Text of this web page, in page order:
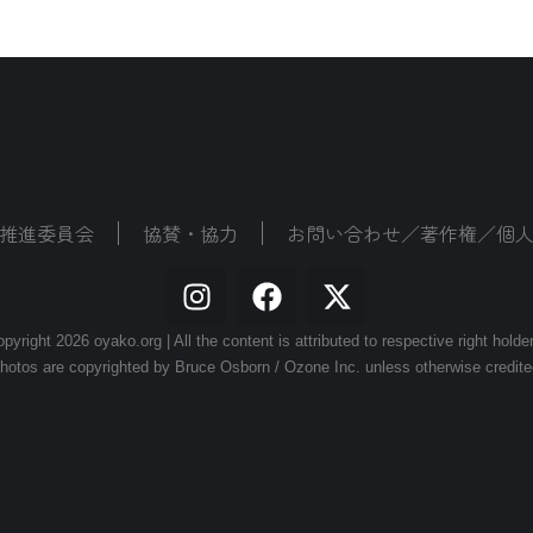
進委員会 協賛・協力 お問い合わせ／著作権／個
2026 oyako.org | All the content is attributed to respective right
are copyrighted by Bruce Osborn / Ozone Inc. unless otherwise